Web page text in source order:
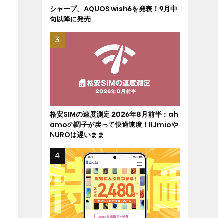
シャープ、AQUOS wish6を発表！9月中
旬以降に発売
格安SIMの速度測定 2026年8月前半：ah
amoの調子が戻って快適速度！IIJmioや
NUROは遅いまま